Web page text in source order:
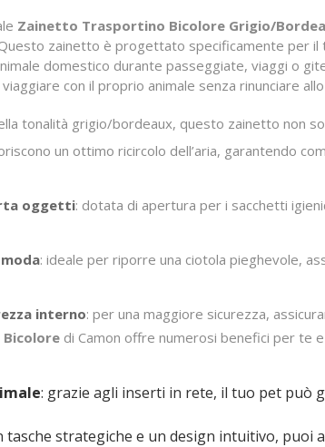
Zainetto Trasportino Bicolore Grigio/
zainetto è progettato specificamente per
domestico durante passeggiate, viaggi o
con il proprio animale senza rinunciare
tonalità grigio/bordeaux, questo zainetto non
un ottimo ricircolo dell’aria, garantendo
oggetti: dotata di apertura per i sacchetti
: ideale per riporre una ciotola pieghevole,
interno: per una maggiore sicurezza,
di Camon offre numerosi benefici per te
: grazie agli inserti in rete, il tuo pet può
tasche strategiche e un design intuitivo, puoi